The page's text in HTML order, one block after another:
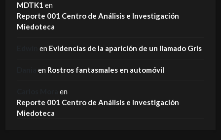
MDTK1 en
Reporte 001 Centro de Análisis e Investigación
Miedoteca
en Evidencias de la aparición de un llamado Gris
en Rostros fantasmales en automóvil
en
Reporte 001 Centro de Análisis e Investigación
Miedoteca